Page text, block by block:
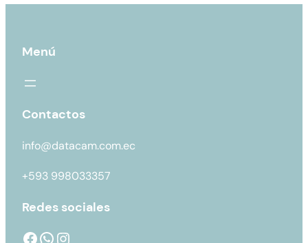
Menú
Contactos
info@datacam.com.ec
+593 998033357
Redes sociales